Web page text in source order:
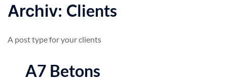
Archiv: Clients
A post type for your clients
A7 Betons